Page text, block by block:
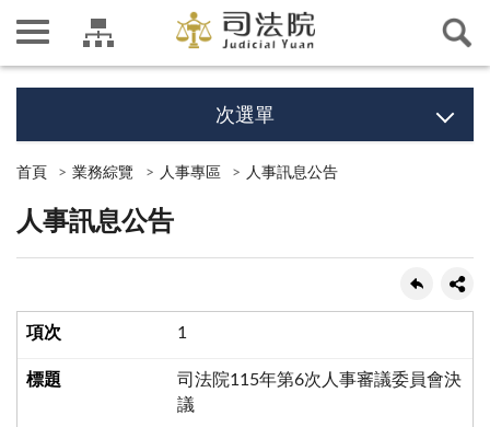
次選單
首頁 業務綜覽 人事專區 人事訊息公告
人事訊息公告
1
司法院115年第6次人事審議委員會決
議